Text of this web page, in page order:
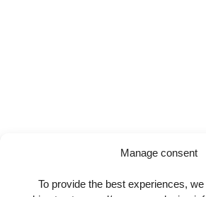
Manage consent
To provide the best experiences,